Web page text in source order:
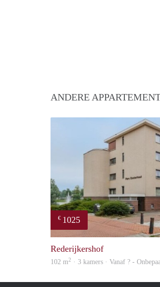
ANDERE
€ 1025
Rederijkershof
102 m2 · 3 kamers · Vanaf ? -